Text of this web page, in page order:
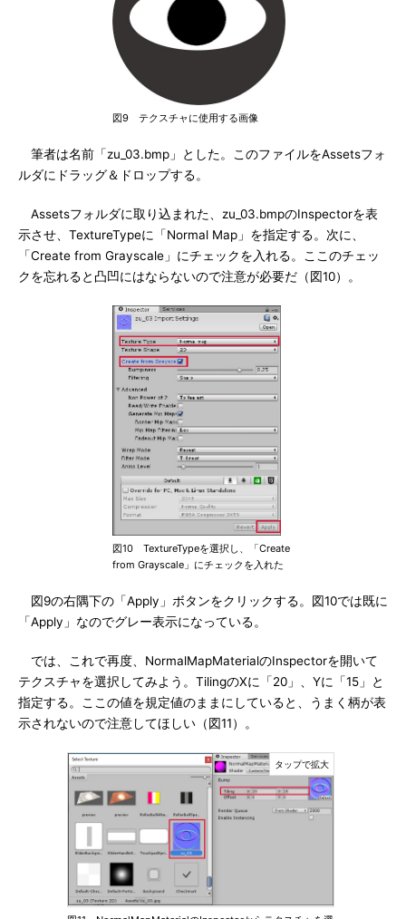
図9 テクスチャに使用する画像
筆者は名前「zu_03.bmp」とした。このファイルをAssetsフォ
ルダにドラッグ＆ドロップする。
Assetsフォルダに取り込まれた、zu_03.bmpのInspectorを表
示させ、TextureTypeに「Normal Map」を指定する。次に、
「Create from Grayscale」にチェックを入れる。ここのチェッ
クを忘れると凸凹にはならないので注意が必要だ（図10）。
図10 TextureTypeを選択し、「Create
from Grayscale」にチェックを入れた
図9の右隅下の「Apply」ボタンをクリックする。図10では既に
「Apply」なのでグレー表示になっている。
では、これで再度、NormalMapMaterialのInspectorを開いて
テクスチャを選択してみよう。TilingのXに「20」、Yに「15」と
指定する。ここの値を規定値のままにしていると、うまく柄が表
示されないので注意してほしい（図11）。